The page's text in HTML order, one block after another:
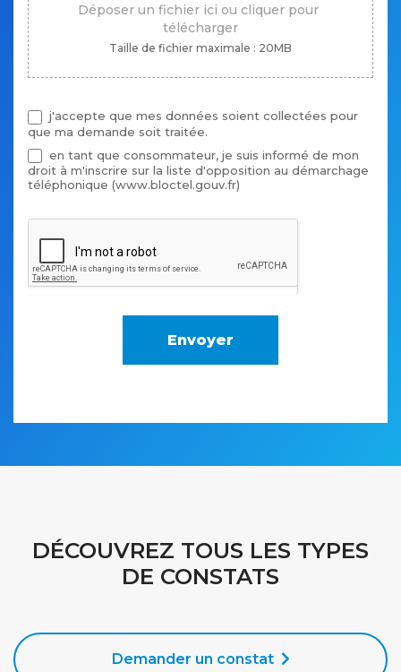
Déposer un fichier ici ou cliquer pour
télécharger
Taille de fichier maximale : 20MB
j'accepte que mes données soient collectées pour
que ma demande soit traitée.
en tant que consommateur, je suis informé de mon
droit à m'inscrire sur la liste d'opposition au démarchage
téléphonique (www.bloctel.gouv.fr)
m'inscrire sur la liste d'opposition au démarchage
Envoyer
DÉCOUVREZ TOUS LES TYPES
DE CONSTATS
Demander un constat